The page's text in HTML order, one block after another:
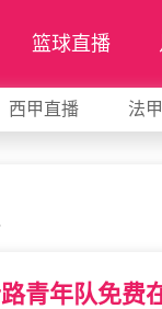
篮球直播
西甲直播 法
青年队免费